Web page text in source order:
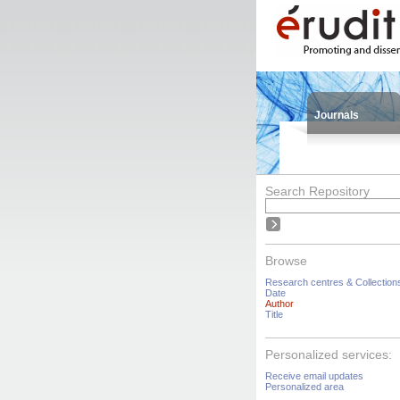
Journals
Search Repository
Browse
Research centres &
Date
Author
Title
Personalized services:
Receive email updates
Personalized area